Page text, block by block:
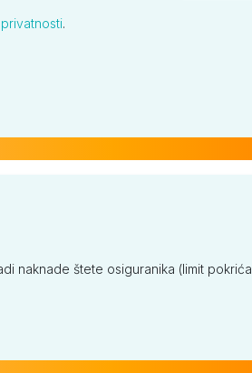
.
naknade štete osiguranika (limit pokrića